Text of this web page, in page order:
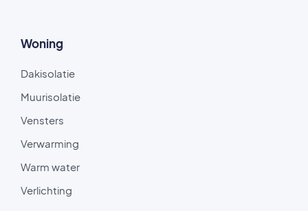
Woning
Dakisolatie
Muurisolatie
Vensters
Verwarming
Warm water
Verlichting